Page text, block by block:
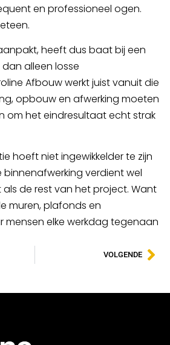
en professioneel ogen.
heeft dus baat bij een
alleen losse
Afbouw werkt juist vanuit die
opbouw en afwerking moeten
om het eindresultaat echt strak
hoeft niet ingewikkelder te zijn
verdient wel
de rest van het project. Want
muren, plafonds en
mensen elke werkdag tegenaan
VOLGENDE